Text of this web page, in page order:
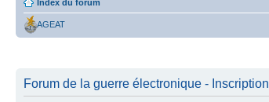
Index du forum
AGEAT
Forum de la guerre électronique - Inscription